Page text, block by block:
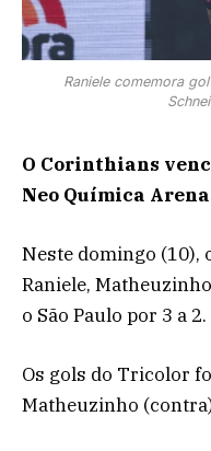
Raniele comemora
O Corinthians
Neo Química
Neste domingo (10),
Raniele,
o São Paulo por 3 a 2.
Os gols do Tricolor
Matheuzinho